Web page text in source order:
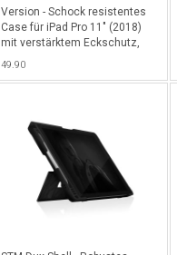
Version - Schock resistentes
Case für iPad Pro 11" (2018)
mit verstärktem Eckschutz,
Schwarz/Transparent
49.90